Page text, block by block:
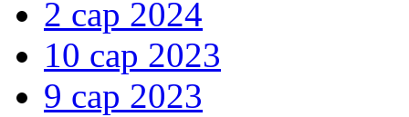
2 сар 2024
10 сар 2023
9 сар 2023